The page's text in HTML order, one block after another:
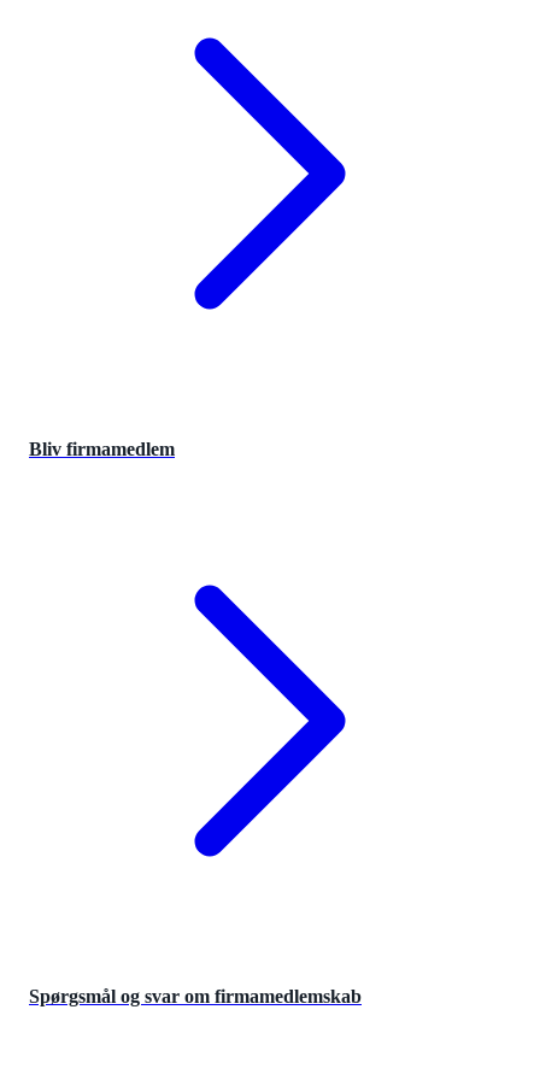
Bliv firmamedlem
Spørgsmål og svar om firmamedlemskab